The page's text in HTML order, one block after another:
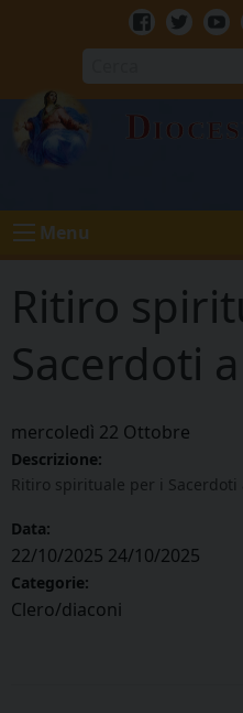
Facebook
Twitter
Menu
Ritiro
Sacerdoti
mercoledì 22 Ottobre
Descrizione:
Ritiro spirituale per i Sacerdoti
Data:
22/10/2025 24/10/2025
Categorie:
Clero/diaconi